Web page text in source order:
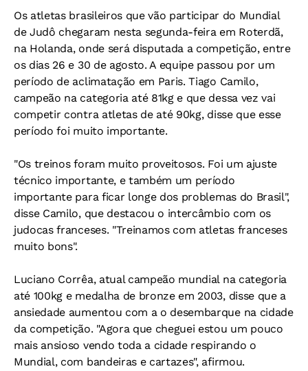
Os atletas brasileiros que vão participar do Mundial
de Judô chegaram nesta segunda-feira em Roterdã,
na Holanda, onde será disputada a competição, entre
os dias 26 e 30 de agosto. A equipe passou por um
período de aclimatação em Paris. Tiago Camilo,
campeão na categoria até 81kg e que dessa vez vai
competir contra atletas de até 90kg, disse que esse
período foi muito importante.
"Os treinos foram muito proveitosos. Foi um ajuste
técnico importante, e também um período
importante para ficar longe dos problemas do Brasil",
disse Camilo, que destacou o intercâmbio com os
judocas franceses. "Treinamos com atletas franceses
muito bons".
Luciano Corrêa, atual campeão mundial na categoria
até 100kg e medalha de bronze em 2003, disse que a
ansiedade aumentou com a o desembarque na cidade
da competição. "Agora que cheguei estou um pouco
mais ansioso vendo toda a cidade respirando o
Mundial, com bandeiras e cartazes", afirmou.